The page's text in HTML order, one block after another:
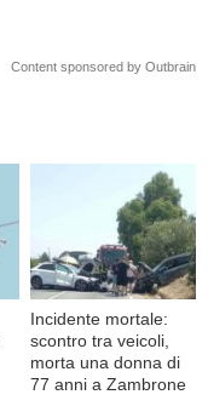
Content sponsored by Outbrain
Incidente mortale:
scontro tra veicoli,
morta una donna di
77 anni a Zambrone